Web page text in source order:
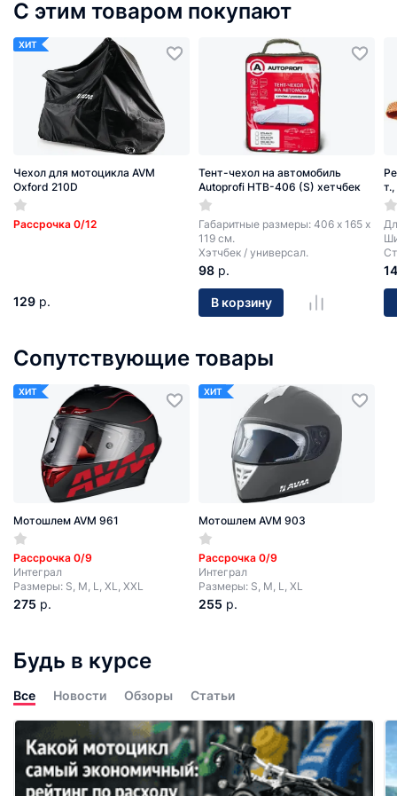
С этим товаром покупают
ХИТ
Чехол для мотоцикла AVM
Oxford 210D
Рассрочка 0/12
129 р.
Тент-чехол на автомобиль
Autoprofi HTB-406 (S) хетчбек
Габаритные размеры: 406 х 165 х
119 см.
Хэтчбек / универсал.
98 р.
В корзину
14
Сопутствующие товары
ХИТ
Мотошлем AVM 961
Рассрочка 0/9
Интеграл
Размеры: S, M, L, XL, XXL
275 р.
ХИТ
Мотошлем AVM 903
Рассрочка 0/9
Интеграл
Размеры: S, M, L, XL
255 р.
Будь в курсе
Все Новости Обзоры Статьи